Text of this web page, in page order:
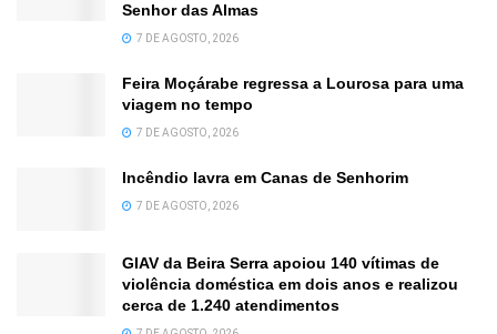
Senhor das Almas
7 DE AGOSTO, 2026
Feira Moçárabe regressa a Lourosa para uma
viagem no tempo
7 DE AGOSTO, 2026
Incêndio lavra em Canas de Senhorim
7 DE AGOSTO, 2026
GIAV da Beira Serra apoiou 140 vítimas de
violência doméstica em dois anos e realizou
cerca de 1.240 atendimentos